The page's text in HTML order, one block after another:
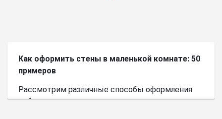
Как оформить стены в маленькой комнате: 50
примеров
Рассмотрим различные способы оформления
небольшого пространства.